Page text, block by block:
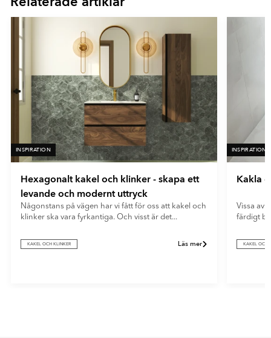
ger ett mjukt och modernt uttryck samt döljer fingeravtryck och
- Vit
INSPIRATION
Hexagonalt kakel och klinker - skapa ett
levande och modernt uttryck
Någonstans på vägen har vi fått för oss att kakel och
klinker ska vara fyrkantiga. Och visst är det...
KAKEL OCH KLINKER Läs mer
INSPIRATION
Kakla
Vissa av
färdigt
KAKEL OCH